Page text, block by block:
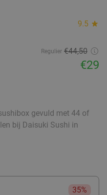
food
food
food
food
food
food
food
food
food
food
food
9.8 star
€19,05
€11,90
52%
€25 voor
Bakker
9.5 star
Regulier €44,50
€29
gevuld met 44 of
bij Daisuki Sushi in
35%